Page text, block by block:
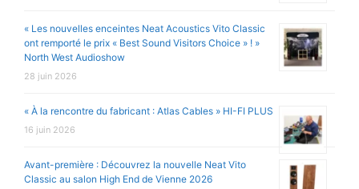
« Les nouvelles enceintes Neat Acoustics Vito Classic
ont remporté le prix « Best Sound Visitors Choice » ! »
North West Audioshow
28 juin 2026
« À la rencontre du fabricant : Atlas Cables » HI-FI PLUS
16 juin 2026
Avant-première : Découvrez la nouvelle Neat Vito
Classic au salon High End de Vienne 2026